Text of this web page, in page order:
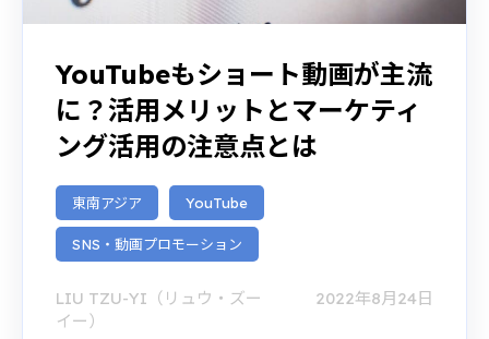
YouTubeもショート動画が主流
に？活用メリットとマーケティ
ング活用の注意点とは
東南アジア YouTube
SNS・動画プロモーション
LIU TZU-YI（リュウ・ズー
イー）
2022年8月24日